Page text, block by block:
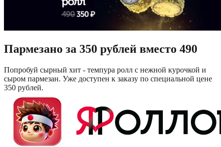
Пармезано за 350 рублей вместо 490
Попробуй сырный хит - темпура ролл с нежной курочкой и
сыром пармезан. Уже доступен к заказу по специальной цене
350 рублей.